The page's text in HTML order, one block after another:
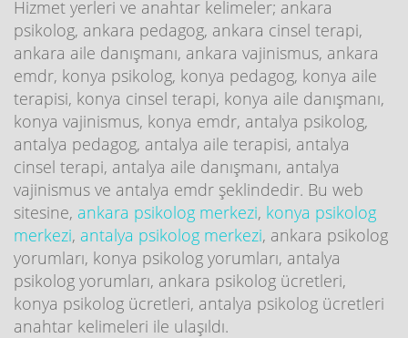
Hizmet yerleri ve anahtar kelimeler; ankara
psikolog, ankara pedagog, ankara cinsel terapi,
ankara aile danışmanı, ankara vajinismus, ankara
emdr, konya psikolog, konya pedagog, konya aile
terapisi, konya cinsel terapi, konya aile danışmanı,
konya vajinismus, konya emdr, antalya psikolog,
antalya pedagog, antalya aile terapisi, antalya
cinsel terapi, antalya aile danışmanı, antalya
vajinismus ve antalya emdr şeklindedir. Bu web
sitesine, ankara psikolog merkezi, konya psikolog
merkezi, antalya psikolog merkezi, ankara psikolog
yorumları, konya psikolog yorumları, antalya
psikolog yorumları, ankara psikolog ücretleri,
konya psikolog ücretleri, antalya psikolog ücretleri
anahtar kelimeleri ile ulaşıldı.